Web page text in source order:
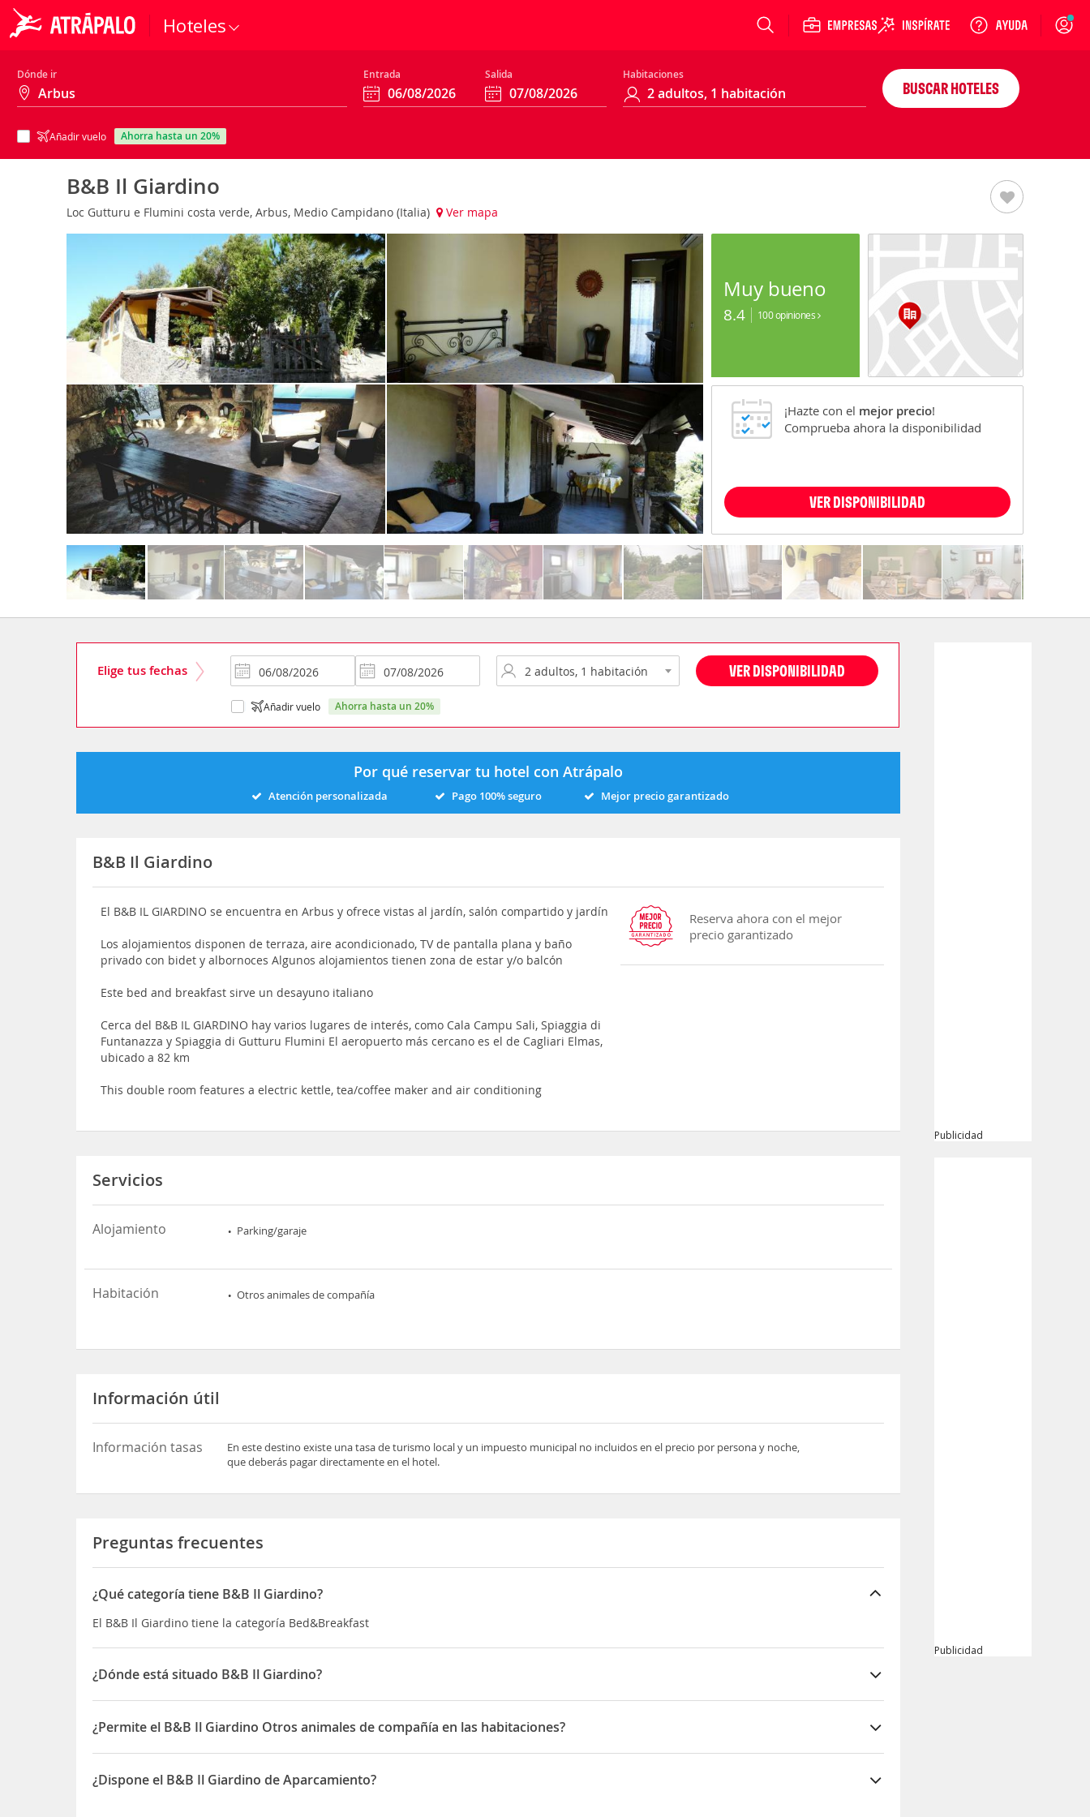
Hoteles Login
Dónde ir Entrada Salida Habitaciones
Añadir vuelo ahorra hasta un 20%
BUSCAR HOTELES
B&B Il Giardino
Loc Gutturu e Flumini costa verde, Arbus, Medio Campidano (Italia) Ver mapa
Muy bueno
8.4 100 opiniones
¡Hazte con el mejor precio!
Comprueba ahora la disponibilidad
VER DISPONIBILIDAD
Elige tus fechas VER DISPONIBILIDAD
Añadir vuelo ahorra hasta un 20%
Por qué reservar tu hotel con Atrápalo
Atención personalizada Pago 100% seguro Mejor precio garantizado
B&B Il Giardino
El B&B IL GIARDINO se encuentra en Arbus y ofrece vistas al jardín, salón compartido y jardín
Los alojamientos disponen de terraza, aire acondicionado, TV de pantalla plana y baño
privado con bidet y albornoces Algunos alojamientos tienen zona de estar y/o balcón
Este bed and breakfast sirve un desayuno italiano
Cerca del B&B IL GIARDINO hay varios lugares de interés, como Cala Campu Sali, Spiaggia di
Funtanazza y Spiaggia di Gutturu Flumini El aeropuerto más cercano es el de Cagliari Elmas,
ubicado a 82 km
This double room features a electric kettle, tea/coffee maker and air conditioning
Reserva ahora con el mejor
precio garantizado
Servicios
Alojamiento Parking/garaje
Habitación Otros animales de compañía
Información útil
Información tasas
En este destino existe una tasa de turismo local y un impuesto municipal no incluidos en el precio por persona y noche,
que deberás pagar directamente en el hotel.
Preguntas frecuentes
¿Qué categoría tiene B&B Il Giardino?
El B&B Il Giardino tiene la categoría Bed&Breakfast
¿Dónde está situado B&B Il Giardino?
El B&B Il Giardino está situado en Loc Gutturu e Flumini costa verde
¿Permite el B&B Il Giardino Otros animales de compañía en las habitaciones?
Sí, el B&B Il Giardino permite Otros animales de compañía en las habitaciones
¿Dispone el B&B Il Giardino de Aparcamiento?
Publicidad
Publicidad